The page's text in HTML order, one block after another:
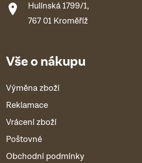
Hulínská 1799/1,
767 01 Kroměříž
Vše o nákupu
Výměna zboží
Reklamace
Vrácení zboží
Poštovné
Obchodní podmínky